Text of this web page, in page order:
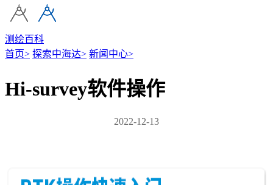
测绘百科
首页> 探索中海达> 新闻中心>
Hi-survey软件操作
2022-12-13